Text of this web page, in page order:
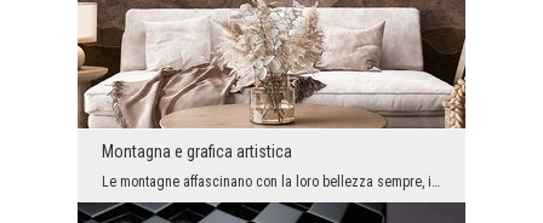
Montagna e grafica artistica
Le montagne affascinano con la loro bellezza sempre, in ogni stagione e con ogni tempo. Non impor...